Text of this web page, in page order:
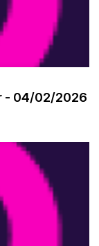
- 04/02/2026